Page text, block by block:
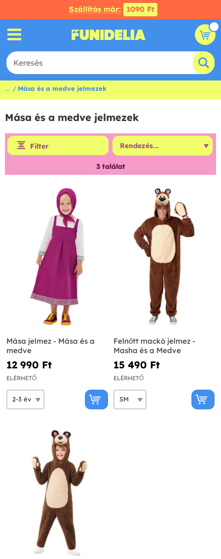
Szállítás már: 1090 Ft
... Mása és a medve jelmezek
Mása és a medve jelmezek
Filter
3találat
Mása jelmez - Mása és a
medve
12 990 Ft‎
ELÉRHETŐ
Felnőtt mackó jelmez -
Masha és a Medve
15 490 Ft‎
ELÉRHETŐ